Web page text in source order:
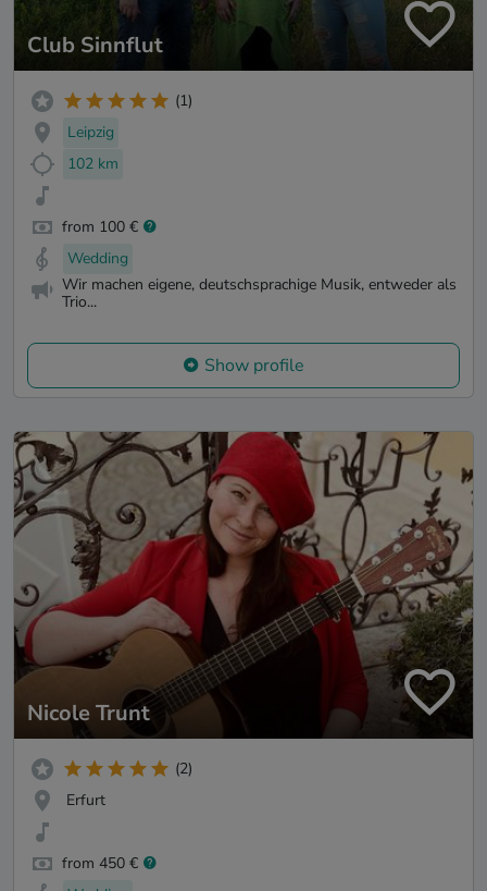
Club Sinnflut
(1)
Leipzig
102 km
from 100 €
Wedding
Wir machen eigene, deutschsprachige Musik, entweder als
Trio...
Show profile
Nicole Trunt
(2)
Erfurt
from 450 €